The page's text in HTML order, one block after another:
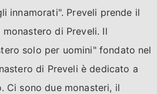
innamorati". Preveli prende il
di Preveli. Il
solo per uomini" fondato nel
di Preveli è dedicato a
Ci sono due monasteri, il